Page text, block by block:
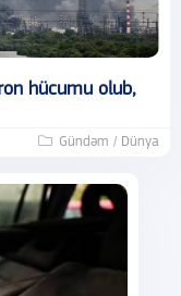
hücumu olub,
Gündəm / Dünya